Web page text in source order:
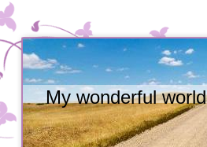
My wonderful world